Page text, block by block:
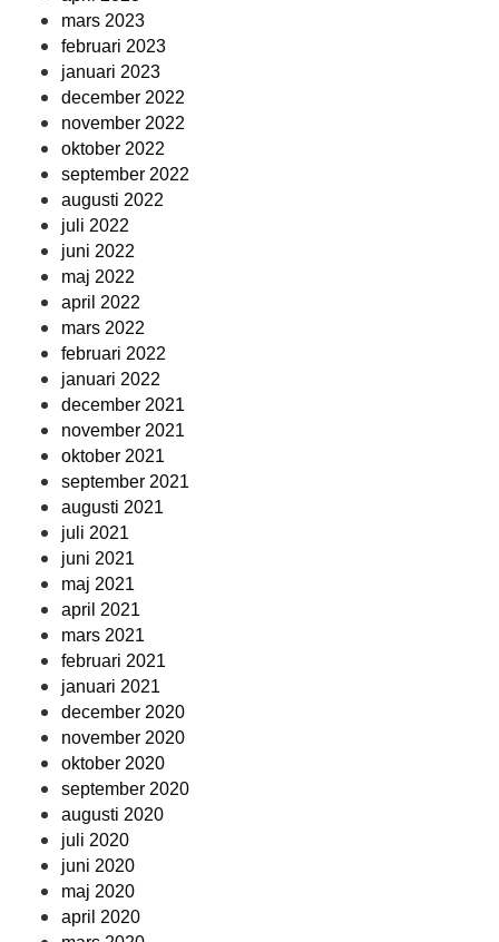
mars 2023
februari 2023
januari 2023
december 2022
november 2022
oktober 2022
september 2022
augusti 2022
juli 2022
juni 2022
maj 2022
april 2022
mars 2022
februari 2022
januari 2022
december 2021
november 2021
oktober 2021
september 2021
augusti 2021
juli 2021
juni 2021
maj 2021
april 2021
mars 2021
februari 2021
januari 2021
december 2020
november 2020
oktober 2020
september 2020
augusti 2020
juli 2020
juni 2020
maj 2020
april 2020